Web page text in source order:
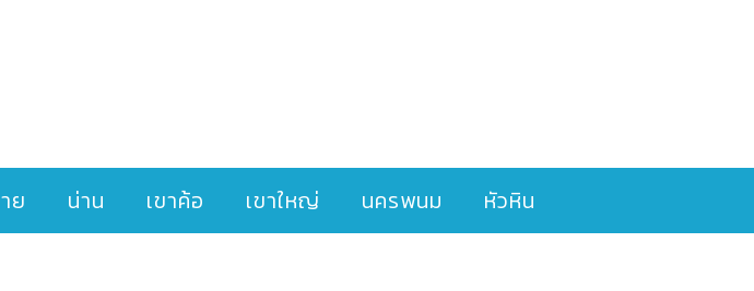
ย น่าน เขาค้อ เขาใหญ่ นครพนม หัวหิน